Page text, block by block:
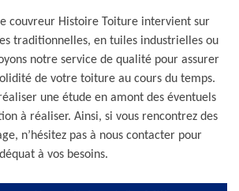
couvreur Histoire Toiture intervient sur
traditionnelles, en tuiles industrielles ou
notre service de qualité pour assurer
de votre toiture au cours du temps.
une étude en amont des éventuels
à réaliser. Ainsi, si vous rencontrez des
n’hésitez pas à nous contacter pour
à vos besoins.